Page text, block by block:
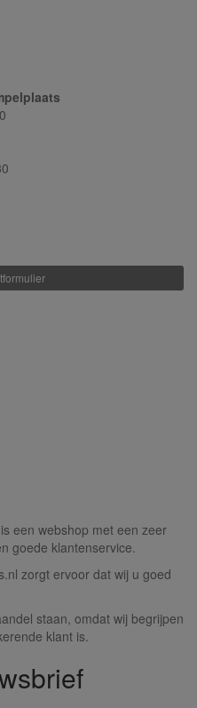
een webshop met een zeer
goede klantenservice.
zorgt ervoor dat wij u goed
staan, omdat wij begrijpen
klant is.